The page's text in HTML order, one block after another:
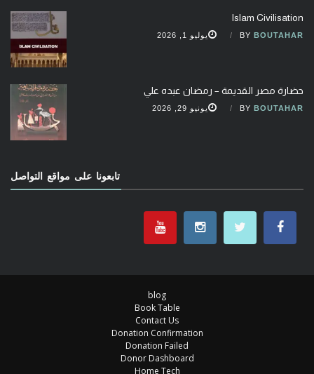
Islam Civilisation
BY BOUTAHAR يوليو 1, 2026
حضارة مصر القديمة – رمضان عبده علي
BY BOUTAHAR يونيو 29, 2026
تابعونا على مواقع التواصل
blog
Book Table
Contact Us
Donation Confirmation
Donation Failed
Donor Dashboard
Home Tech